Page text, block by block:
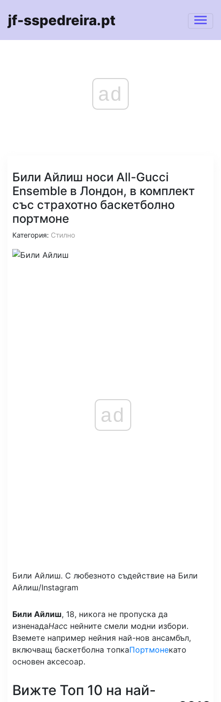
jf-sspedreira.pt
ad
Били Айлиш носи All-Gucci
Ensemble в Лондон, в комплект
със страхотно баскетболно
портмоне
Категория: Стилно
ad
Били Айлиш. С любезното съдействие на Били
Айлиш/Instagram
Били Айлиш, 18, никога не пропуска да
изненадаНасс нейните смели модни избори.
Вземете например нейния най-нов ансамбъл,
включващ баскетболна топкаПортмонекато
основен аксесоар.
Вижте Топ 10 на най-